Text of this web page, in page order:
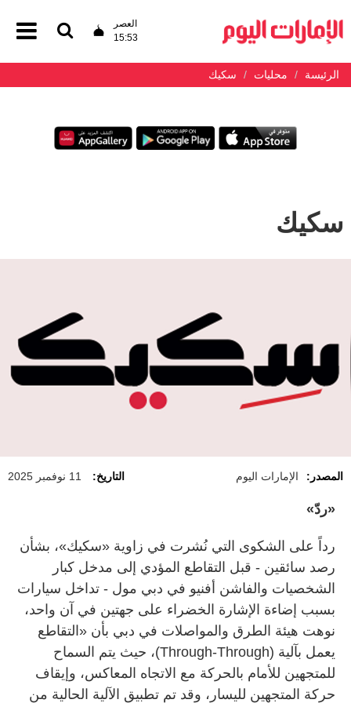
العصر
15:53
الرئيسة محليات سكيك
سكيك
المصدر: الإمارات اليوم التاريخ: 11 نوفمبر 2025
«ردّ»
رداً على الشكوى التي نُشرت في زاوية «سكيك»، بشأن
رصد سائقين - قبل التقاطع المؤدي إلى مدخل كبار
الشخصيات والفاشن أفنيو في دبي مول - تداخل سيارات
بسبب إضاءة الإشارة الخضراء على جهتين في آن واحد،
نوهت هيئة الطرق والمواصلات في دبي بأن «التقاطع
يعمل بآلية (Through-Through)، حيث يتم السماح
للمتجهين للأمام بالحركة مع الاتجاه المعاكس، وإيقاف
حركة المتجهين لليسار، وقد تم تطبيق الآلية الحالية من